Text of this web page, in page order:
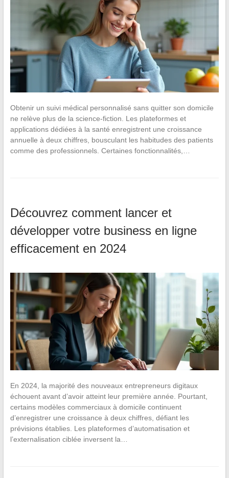
Obtenir un suivi médical personnalisé sans quitter son domicile
ne relève plus de la science-fiction. Les plateformes et
applications dédiées à la santé enregistrent une croissance
annuelle à deux chiffres, bousculant les habitudes des patients
comme des professionnels. Certaines fonctionnalités,…
Découvrez comment lancer et
développer votre business en ligne
efficacement en 2024
En 2024, la majorité des nouveaux entrepreneurs digitaux
échouent avant d’avoir atteint leur première année. Pourtant,
certains modèles commerciaux à domicile continuent
d’enregistrer une croissance à deux chiffres, défiant les
prévisions établies. Les plateformes d’automatisation et
l’externalisation ciblée inversent la…